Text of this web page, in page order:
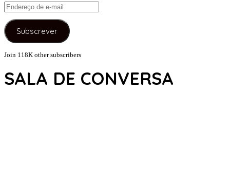
Endereço
de
e-
mail
Subscrever
Join 118K other subscribers
SALA DE CONVERSA